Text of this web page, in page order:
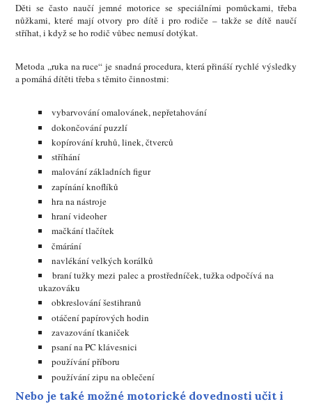
Děti se často naučí jemné motorice se speciálními pomůckami, třeba
nůžkami, které mají otvory pro dítě i pro rodiče – takže se dítě naučí
stříhat, i když se ho rodič vůbec nemusí dotýkat.
Metoda ,,ruka na ruce“ je snadná procedura, která přináší rychlé výsledky
a pomáhá dítěti třeba s těmito činnostmi:
vybarvování omalovánek, nepřetahování
dokončování puzzlí
kopírování kruhů, linek, čtverců
stříhání
malování základních figur
zapínání knoflíků
hra na nástroje
hraní videoher
mačkání tlačítek
čmárání
navlékání velkých korálků
braní tužky mezi palec a prostředníček, tužka odpočívá na
ukazováku
obkreslování šestihranů
otáčení papírových hodin
zavazování tkaniček
psaní na PC klávesnici
používání příboru
používání zipu na oblečení
Nebo je také možné motorické dovednosti učit i